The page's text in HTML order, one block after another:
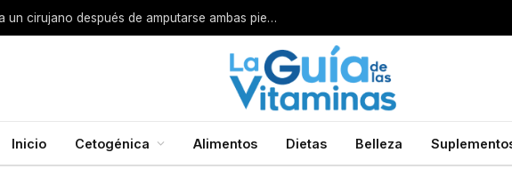
Por esta razón encarcelan a un cirujano después de amputarse ambas piernas
Inicio Cetogénica Alimentos Dietas Belleza